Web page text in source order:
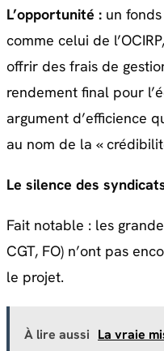
L’opportunité : un
comme celui de
offrir des frais de
rendement final pour
argument d’efficience
au nom de la «
Le silence des
Fait notable : les
CGT, FO) n’ont pas
le projet.
À lire aussi La vraie